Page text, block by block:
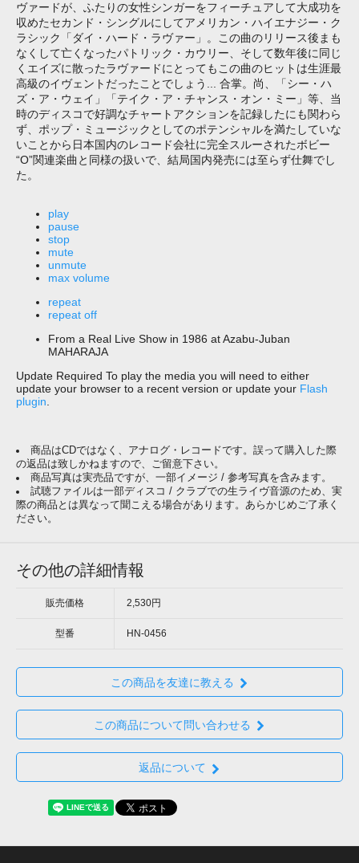
ヴァードが、ふたりの女性シンガーをフィーチュアして大成功を
収めたセカンド・シングルにしてアメリカン・ハイエナジー・ク
ラシック「ダイ・ハード・ラヴァー」。この曲のリリース後まも
なくして亡くなったパトリック・カウリー、そして数年後に同じ
くエイズに散ったラヴァードにとってもこの曲のヒットは生涯最
高級のイヴェントだったことでしょう... 合掌。尚、「シー・ハ
ズ・ア・ウェイ」「テイク・ア・チャンス・オン・ミー」等、当
時のディスコで好調なチャートアクションを記録したにも関わら
ず、ポップ・ミュージックとしてのポテンシャルを満たしていな
いことから日本国内のレコード会社に完全スルーされたボビー
“O”関連楽曲と同様の扱いで、結局国内発売には至らず仕舞でし
た。
play
pause
stop
mute
unmute
max volume
repeat
repeat off
From a Real Live Show in 1986 at Azabu-Juban
MAHARAJA
Update Required To play the media you will need to either
update your browser to a recent version or update your Flash
plugin
商品はCDではなく、アナログ・レコードです。誤って購入した際
の返品は致しかねますので、ご留意下さい。
商品写真は実売品ですが、一部イメージ / 参考写真を含みます。
試聴ファイルは一部ディスコ / クラブでの生ライヴ音源のため、実
際の商品とは異なって聞こえる場合があります。あらかじめご了承く
ださい。
その他の詳細情報
販売価格 2,530円
型番 HN-0456
この商品を友達に教える
この商品について問い合わせる
返品について